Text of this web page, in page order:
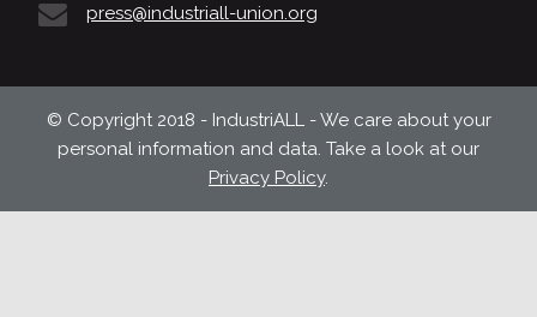
press@industriall-union.org
© Copyright 2018 - IndustriALL - We care about your
personal information and data. Take a look at our
Privacy Policy.